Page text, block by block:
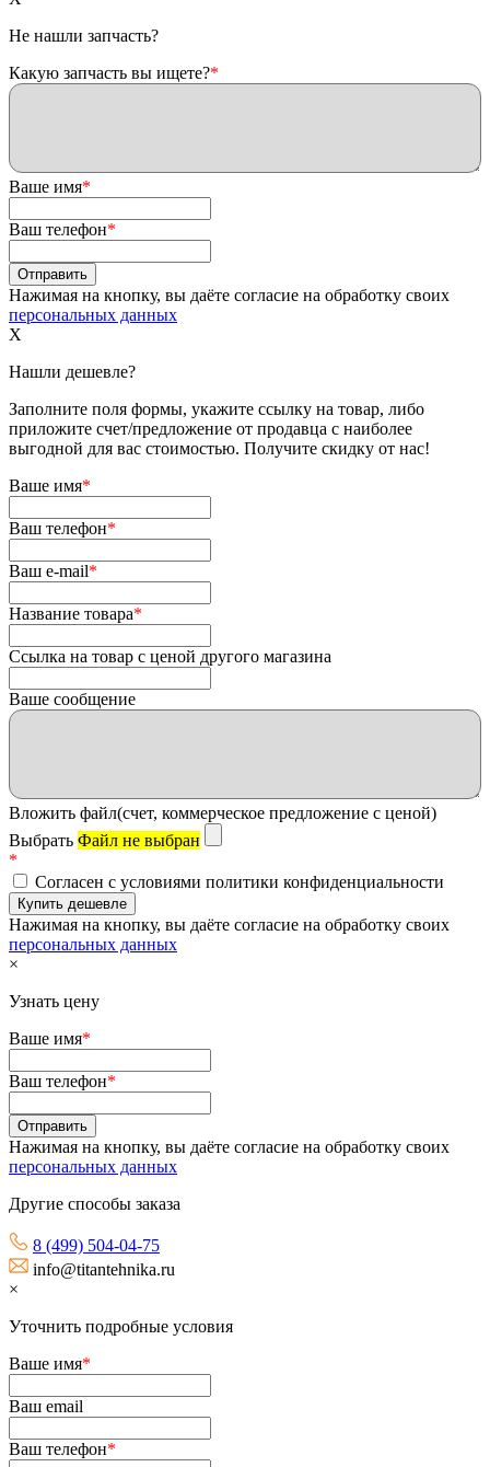
Не нашли запчасть?
Какую запчасть вы ищете?*
Ваше имя*
Ваш телефон*
Нажимая на кнопку, вы даёте согласие на обработку своих
персональных данных
X
Нашли дешевле?
Заполните поля формы, укажите ссылку на товар, либо
приложите счет/предложение от продавца с наиболее
выгодной для вас стоимостью. Получите скидку от нас!
Ваше имя*
Ваш телефон*
Ваш e-mail*
Название товара*
Ссылка на товар с ценой другого магазина
Ваше сообщение
Вложить файл(счет, коммерческое предложение с ценой)
Выбрать Файл не выбран
*
Согласен с условиями политики конфиденциальности
Нажимая на кнопку, вы даёте согласие на обработку своих
персональных данных
×
Узнать цену
Ваше имя*
Ваш телефон*
Нажимая на кнопку, вы даёте согласие на обработку своих
персональных данных
Другие способы заказа
8 (499) 504-04-75
info@titantehnika.ru
×
Уточнить подробные условия
Ваше имя*
Ваш email
Ваш телефон*